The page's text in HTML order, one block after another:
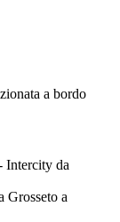
a bordo
Intercity da
Grosseto a